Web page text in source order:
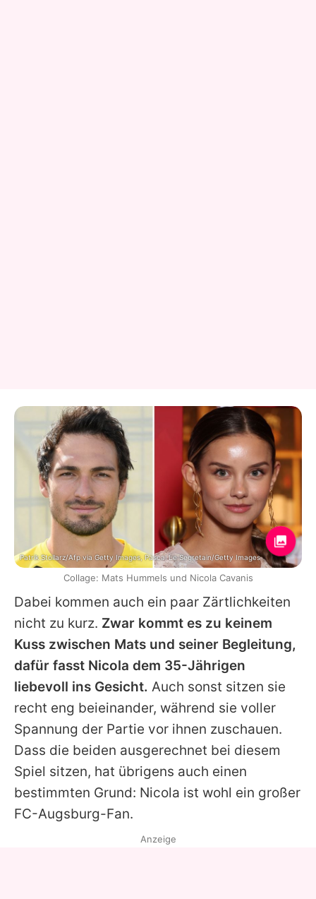
Dabei kommen auch ein paar Zärtlichkeiten
nicht zu kurz. Zwar kommt es zu keinem
Kuss zwischen Mats und seiner Begleitung,
dafür fasst Nicola dem 35-Jährigen
liebevoll ins Gesicht. Auch sonst sitzen sie
recht eng beieinander, während sie voller
Spannung der Partie vor ihnen zuschauen.
Dass die beiden ausgerechnet bei diesem
Spiel sitzen, hat übrigens auch einen
bestimmten Grund: Nicola ist wohl ein großer
FC-Augsburg-Fan.
Patrik Stollarz/Afp via Getty Images, Pascal Le Segretain/Getty Images
Collage: Mats Hummels und Nicola Cavanis
Anzeige